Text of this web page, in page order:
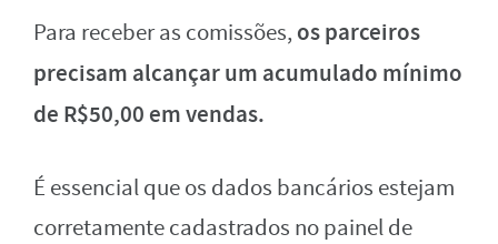
Para receber as comissões, os parceiros
precisam alcançar um acumulado mínimo
de R$50,00 em vendas.
É essencial que os dados bancários estejam
corretamente cadastrados no painel de